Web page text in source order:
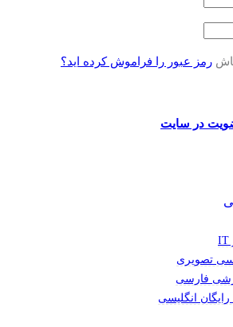
رمز عبور را فراموش کرده اید؟
در سایت
تصویری
فارسی
انگلیسی